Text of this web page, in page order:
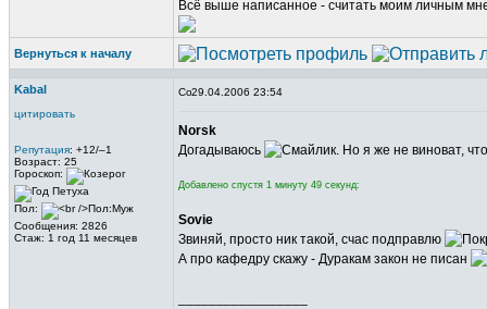
Всё выше написанное - считать моим личным
Вернуться к началу
Kabal
цитировать
Репутация: +12/–1
Возраст: 25
Гороскоп:
Пол:
Сообщения: 2826
Стаж: 1 год 11 месяцев
29.04.2006 23:54
Norsk
Догадываюсь
. Но я же не виноват,
Добавлено спустя 1 минуту 49 секунд:
Sovie
Звиняй, просто ник такой, счас подправлю
А про кафедру скажу - Дуракам закон не писан